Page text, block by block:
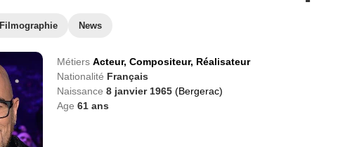
Filmographie News
Métiers Acteur, Compositeur, Réalisateur
Nationalité Français
Naissance 8 janvier 1965 (Bergerac)
Age 61ans